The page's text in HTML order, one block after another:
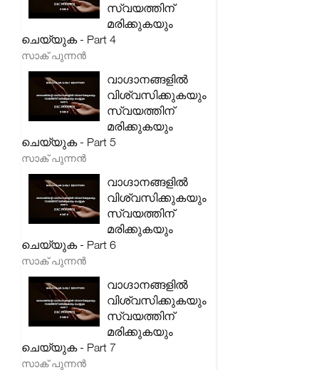
സ്വയത്തിന്
മരിക്കുകയും
ചെയ്യുക - Part 4
സാക് പുന്നൻ
വാഗ്ദാനങ്ങളിൽ
വിശ്വസിക്കുകയും
സ്വയത്തിന്
മരിക്കുകയും
ചെയ്യുക - Part 5
സാക് പുന്നൻ
വാഗ്ദാനങ്ങളിൽ
വിശ്വസിക്കുകയും
സ്വയത്തിന്
മരിക്കുകയും
ചെയ്യുക - Part 6
സാക് പുന്നൻ
വാഗ്ദാനങ്ങളിൽ
വിശ്വസിക്കുകയും
സ്വയത്തിന്
മരിക്കുകയും
ചെയ്യുക - Part 7
സാക് പുന്നൻ